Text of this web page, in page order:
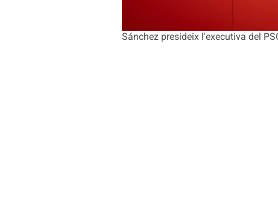
Sánchez presideix l'executiva del